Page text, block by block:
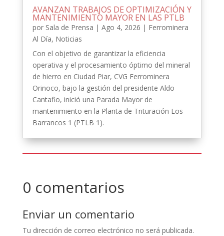
AVANZAN TRABAJOS DE OPTIMIZACIÓN Y
MANTENIMIENTO MAYOR EN LAS PTLB
por Sala de Prensa | Ago 4, 2026 | Ferrominera
Al Día, Noticias
Con el objetivo de garantizar la eficiencia
operativa y el procesamiento óptimo del mineral
de hierro en Ciudad Piar, CVG Ferrominera
Orinoco, bajo la gestión del presidente Aldo
Cantafio, inició una Parada Mayor de
mantenimiento en la Planta de Trituración Los
Barrancos 1 (PTLB 1).
0 comentarios
Enviar un comentario
Tu dirección de correo electrónico no será publicada.